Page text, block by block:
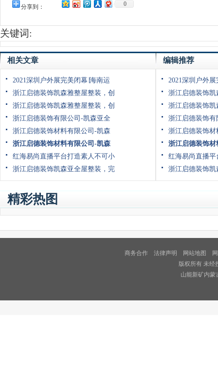
分享到： 0
关键词:
相关文章
2021深圳户外展完美闭幕∣海南运
浙江启德装饰凯森雅整屋整装，创
浙江启德装饰凯森雅整屋整装，创
浙江启德装饰有限公司-凯森亚全
浙江启德装饰材料有限公司-凯森
浙江启德装饰材料有限公司-凯森
红海易尚直播平台打造素人不可小
浙江启德装饰凯森亚全屋整装，完
编辑推荐
2021深圳户外
浙江启德装饰
浙江启德装饰
浙江启德装饰
浙江启德装饰
浙江启德装饰
红海易尚直播
浙江启德装饰
精彩热图
商务合作 法律声明 网站地图
版权所有 未经
山能新矿内蒙